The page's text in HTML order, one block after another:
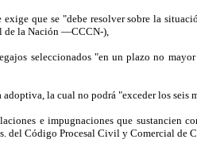
que se "debe resolver sobre la
de la Nación —CCCN-),
seleccionados "en un plazo no
la cual no podrá "exceder los seis
e impugnaciones que sustancien
del Código Procesal Civil y Comercial de